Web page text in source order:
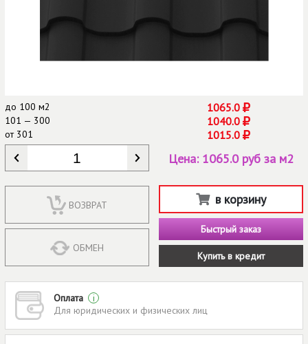
до 100 м2 1065.0
101 — 300 1040.0
от301 1015.0
КОЛИЧЕСТВО
ВОЗВРАТ
ОБМЕН
Цена: 1065.0 руб за м2
в корзину
Быстрый заказ
Купить в кредит
Оплата
i
Для юридических и физических лиц